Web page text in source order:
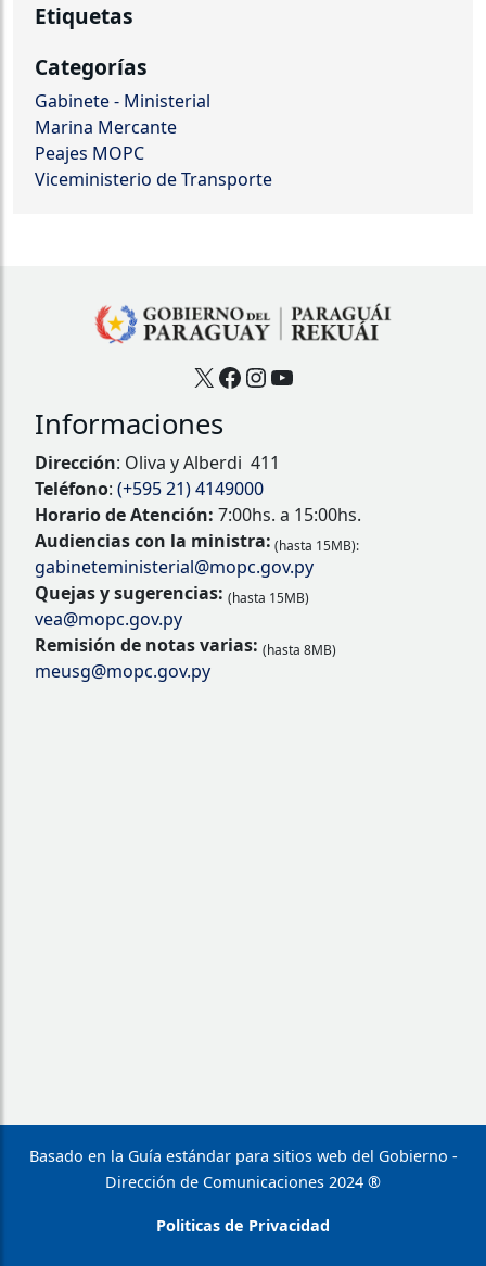
Etiquetas
Categorías
Gabinete - Ministerial
Marina Mercante
Peajes MOPC
Viceministerio de Transporte
X Facebook
Instagram
YouTube
Informaciones
Dirección: Oliva y Alberdi 411
Teléfono: (+595 21) 4149000
Horario de Atención: 7:00hs. a 15:00hs.
Audiencias con la ministra: (hasta 15MB):
gabineteministerial@mopc.gov.py
Quejas y sugerencias: (hasta 15MB)
vea@mopc.gov.py
Remisión de notas varias: (hasta 8MB)
meusg@mopc.gov.py
Basado en la Guía estándar para sitios web del Gobierno -
Dirección de Comunicaciones 2024 ®
Politicas de Privacidad